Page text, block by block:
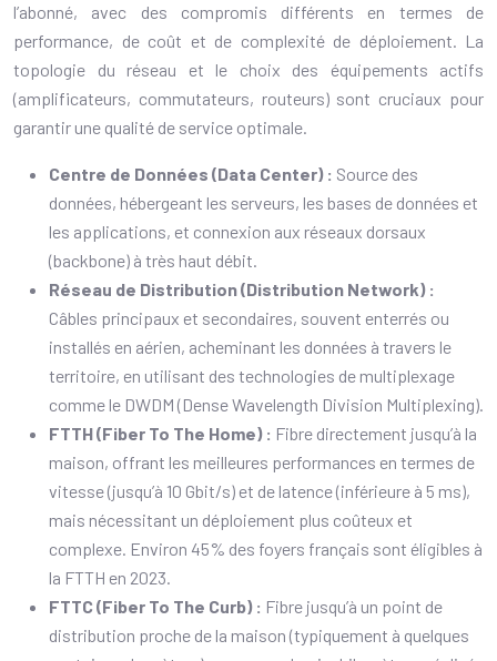
l’abonné, avec des compromis différents en termes de
performance, de coût et de complexité de déploiement. La
topologie du réseau et le choix des équipements actifs
(amplificateurs, commutateurs, routeurs) sont cruciaux pour
garantir une qualité de service optimale.
Centre de Données (Data Center) : Source des
données, hébergeant les serveurs, les bases de données et
les applications, et connexion aux réseaux dorsaux
(backbone) à très haut débit.
Réseau de Distribution (Distribution Network) :
Câbles principaux et secondaires, souvent enterrés ou
installés en aérien, acheminant les données à travers le
territoire, en utilisant des technologies de multiplexage
comme le DWDM (Dense Wavelength Division Multiplexing).
FTTH (Fiber To The Home) : Fibre directement jusqu’à la
maison, offrant les meilleures performances en termes de
vitesse (jusqu’à 10 Gbit/s) et de latence (inférieure à 5 ms),
mais nécessitant un déploiement plus coûteux et
complexe. Environ 45% des foyers français sont éligibles à
la FTTH en 2023.
FTTC (Fiber To The Curb) : Fibre jusqu’à un point de
distribution proche de la maison (typiquement à quelques